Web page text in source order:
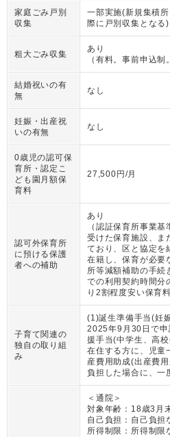
家庭ごみ戸別
収集
一部実施(新規集積
際に戸別収集となる)
粗大ごみ収集
あり
（ 有料。事前申込制。
結婚祝いの有
無
なし
妊娠・出産祝
いの有無
なし
0歳児の認可保
育所・認定こ
ども園月額保
育料
27,500円/月
認可外保育所
に預ける保護
者への補助
あり
（ 認証保育所事業基
受けた保育施設、ま
ており、区と協定を
在籍し、保育が必要
所等減額補助の手続
での利用契約時間分
り2割程度安い保育
子育て関連の
独自の取り組
み
(1)誕生準備手当(妊
2025年9月30日で申
援手当(中学生、高
在住する方に、児童
産費用助成(出産費
負担した場合に、
＜通院＞
対象年齢： 18歳3月
自己負担： 自己負担
所得制限： 所得制限